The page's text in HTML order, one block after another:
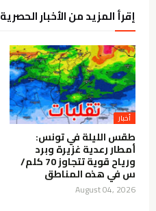
إقرأ المزيد من الأخبار الحصرية
أخبار
طقس الليلة في تونس:
أمطار رعدية غزيرة وبرد
ورياح قوية تتجاوز 70 كلم/
س في هذه المناطق
August 04, 2026